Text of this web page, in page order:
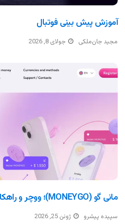
آموزش پیش بینی فوتبال
مجید جان‌ملکی جولای 8, 2026
مانی گو (MONEYGO)؛ ووچر و راهکار پرداخت ارزی
سپیده پیشرو ژوئن 25, 2026